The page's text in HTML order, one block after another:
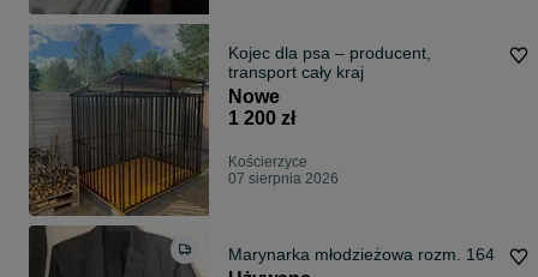
Kojec dla psa – producent,
transport cały kraj
Nowe
1 200 zł
Kościerzyce
07 sierpnia 2026
Marynarka młodzieżowa rozm. 164